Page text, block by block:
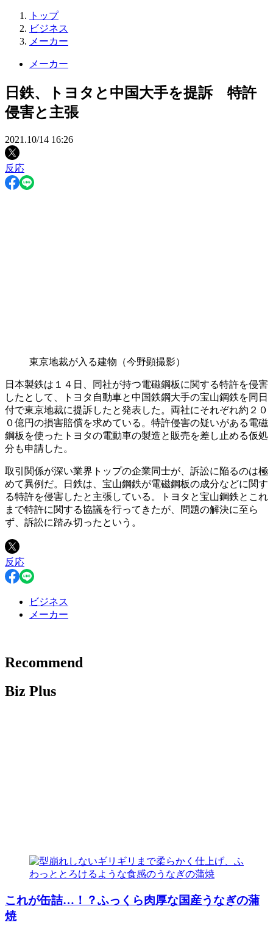
トップ
ビジネス
メーカー
メーカー
日鉄、トヨタと中国大手を提訴 特許
侵害と主張
2021.10/14 16:26
反応
東京地裁が入る建物（今野顕撮影）
日本製鉄は１４日、同社が持つ電磁鋼板に関する特許を侵害
したとして、トヨタ自動車と中国鉄鋼大手の宝山鋼鉄を同日
付で東京地裁に提訴したと発表した。両社にそれぞれ約２０
０億円の損害賠償を求めている。特許侵害の疑いがある電磁
鋼板を使ったトヨタの電動車の製造と販売を差し止める仮処
分も申請した。
取引関係が深い業界トップの企業同士が、訴訟に陥るのは極
めて異例だ。日鉄は、宝山鋼鉄が電磁鋼板の成分などに関す
る特許を侵害したと主張している。トヨタと宝山鋼鉄とこれ
まで特許に関する協議を行ってきたが、問題の解決に至ら
ず、訴訟に踏み切ったという。
反応
ビジネス
メーカー
Recommend
Biz Plus
これが缶詰…！？ふっくら肉厚な国産うなぎの蒲
焼